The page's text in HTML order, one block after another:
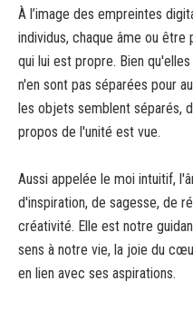
À l’image des empreintes
individus, chaque âme ou
qui lui est propre. Bien
n'en sont pas séparées pour
les objets semblent séparés,
propos de l'unité est vue.
Aussi appelée le moi intuitif,
d'inspiration, de sagesse, de
créativité. Elle est notre
sens à notre vie, la joie du
en lien avec ses aspirations.